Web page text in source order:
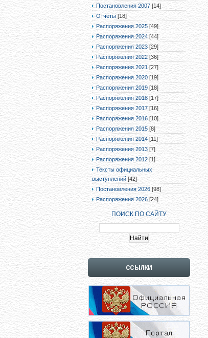
Постановления 2007 [14]
Отчеты [18]
Распоряжения 2025 [49]
Распоряжения 2024 [44]
Распоряжения 2023 [29]
Распоряжения 2022 [36]
Распоряжения 2021 [27]
Распоряжения 2020 [19]
Распоряжения 2019 [18]
Распоряжения 2018 [17]
Распоряжения 2017 [16]
Распоряжения 2016 [10]
Распоряжения 2015 [8]
Распоряжения 2014 [11]
Распоряжения 2013 [7]
Распоряжения 2012 [1]
Тексты официальных
выступлений [42]
Постановления 2026 [98]
Распоряжения 2026 [24]
ПОИСК ПО САЙТУ